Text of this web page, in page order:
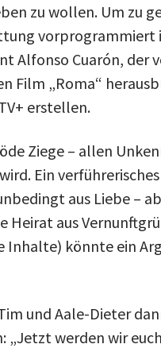
zu wollen. Um zu
Alfonso Cuarón,
Film „Roma“
erstellen.
Ziege – allen
Ein
aus Liebe –
Heirat aus
Inhalte) könnte ein
und Aale-Dieter
werden wir